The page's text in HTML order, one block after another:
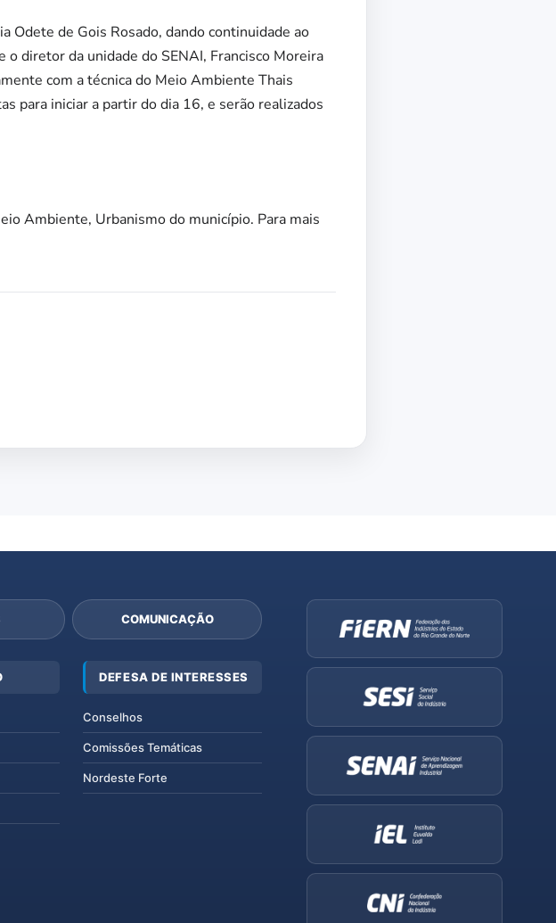
Odete de Gois Rosado, dando continuidade ao
diretor da unidade do SENAI, Francisco Moreira
com a técnica do Meio Ambiente Thais
para iniciar a partir do dia 16, e serão realizados
Ambiente, Urbanismo do município. Para mais
COMUNICAÇÃO
DEFESA DE INTERESSES
Conselhos
Comissões Temáticas
Nordeste Forte